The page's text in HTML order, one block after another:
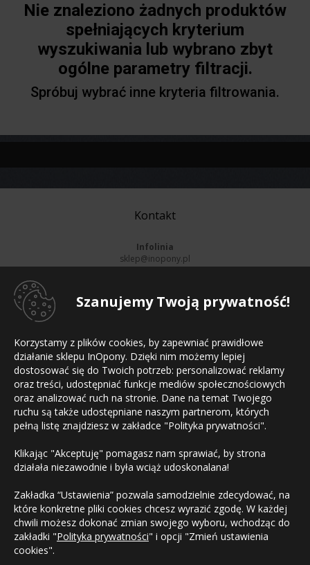
Szanujemy Twoją prywatność!
Korzystamy z plików cookies, by zapewniać prawidłowe
działanie sklepu InOpony. Dzięki nim możemy lepiej
dostosować się do Twoich potrzeb: personalizować reklamy
oraz treści, udostępniać funkcje mediów społecznościowych
oraz analizować ruch na stronie. Dane na temat Twojego
ruchu są także udostępniane naszym partnerom, których
pełną listę znajdziesz w zakładce "Polityka prywatności".
Klikając "Akceptuję" pomagasz nam sprawiać, by strona
działała niezawodnie i była wciąż udoskonalana!
Zakładka “Ustawienia” pozwala samodzielnie zdecydować, na
które konkretne pliki cookies chcesz wyrazić zgodę. W każdej
chwili możesz dokonać zmian swojego wyboru, wchodząc do
zakładki "Polityka prywatności" i opcji "Zmień ustawienia
cookies".
Nie znaleziono żadnych produktów
spełniających kryterium
wyszukiwania lub wybrano zbyt
ogólne parametry filtracji.
Spróbuj wybrać inne kryteria filtrowania.
Kontakt
Infolinia
sklep@inopony.pl
52 561 99 90
Strona główna
Regulamin sklepu
Polityka prywatności
Mapa witryny
Kontakt
Płatności